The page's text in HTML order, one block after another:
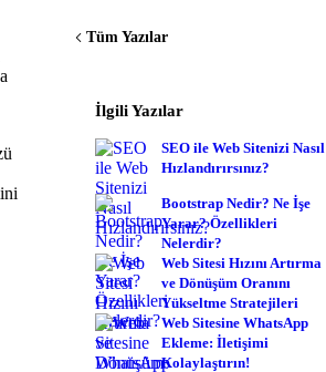
Tüm Yazılar
İlgili Yazılar
SEO ile Web Sitenizi Nasıl
Hızlandırırsınız?
Bootstrap Nedir? Ne İşe
Yarar? Özellikleri
Nelerdir?
Web Sitesi Hızını Artırma
ve Dönüşüm Oranını
Yükseltme Stratejileri
Web Sitesine WhatsApp
Ekleme: İletişimi
Kolaylaştırın!